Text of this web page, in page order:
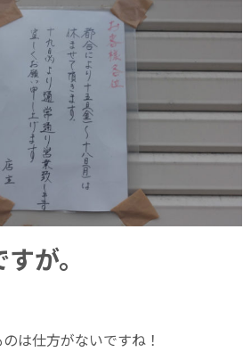
が。
は仕方がないですね！